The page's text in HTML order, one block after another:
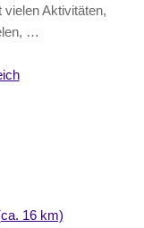
Aktivitäten,
…
16 km)